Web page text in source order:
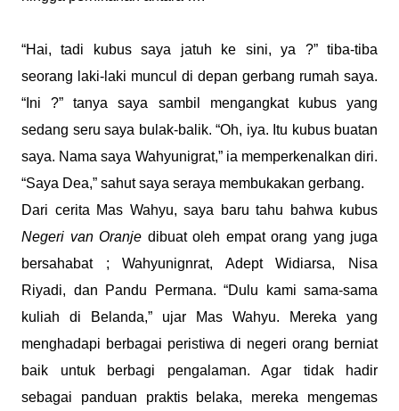
“Hai, tadi kubus saya jatuh ke sini, ya ?” tiba-tiba
seorang laki-laki muncul di depan gerbang rumah saya.
“Ini ?” tanya saya sambil mengangkat kubus yang
sedang seru saya bulak-balik. “Oh, iya. Itu kubus buatan
saya. Nama saya Wahyunigrat,” ia memperkenalkan diri.
“Saya Dea,” sahut saya seraya membukakan gerbang.
Dari cerita Mas Wahyu, saya baru tahu bahwa kubus
Negeri van Oranje dibuat oleh empat orang yang juga
bersahabat ; Wahyunignrat, Adept Widiarsa, Nisa
Riyadi, dan Pandu Permana. “Dulu kami sama-sama
kuliah di Belanda,” ujar Mas Wahyu. Mereka yang
menghadapi berbagai peristiwa di negeri orang berniat
baik untuk berbagi pengalaman. Agar tidak hadir
sebagai panduan praktis belaka, mereka mengemas